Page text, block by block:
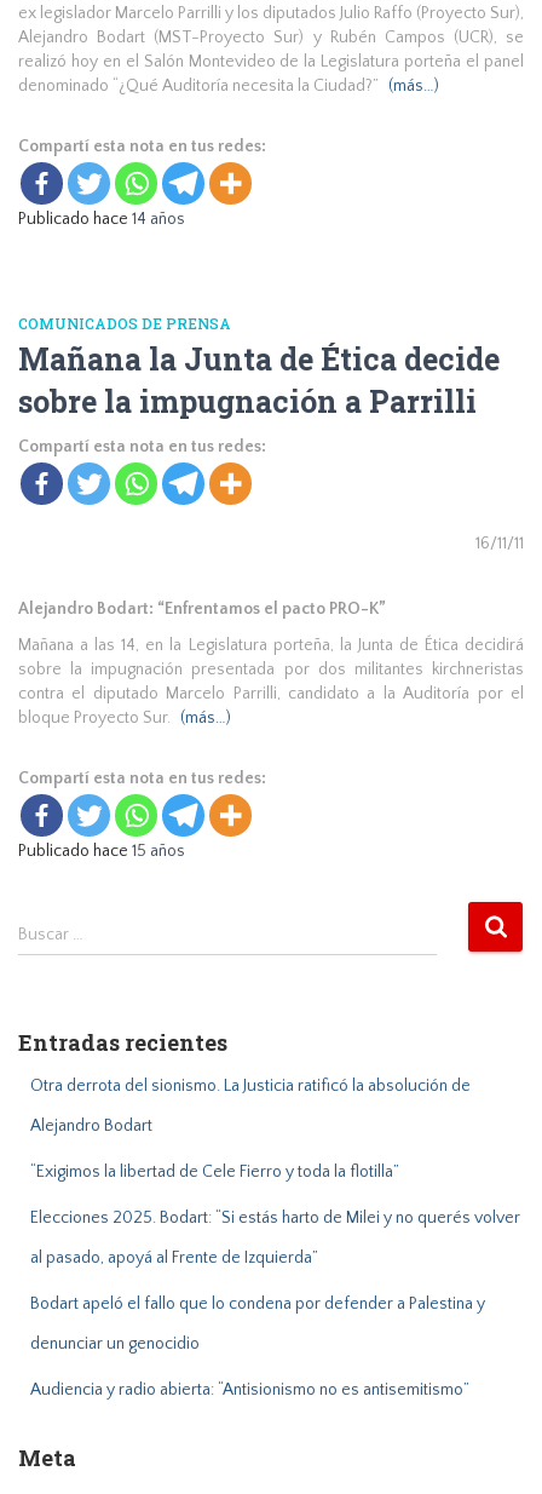
ex legislador Marcelo Parrilli y los diputados Julio Raffo (Proyecto Sur),
Alejandro Bodart (MST-Proyecto Sur) y Rubén Campos (UCR), se
realizó hoy en el Salón Montevideo de la Legislatura porteña el panel
denominado “¿Qué Auditoría necesita la Ciudad?”
(más…)
Compartí esta nota en tus redes:
Publicado hace 14 años
COMUNICADOS DE PRENSA
Mañana la Junta de Ética decide
sobre la impugnación a Parrilli
Compartí esta nota en tus redes:
16/11/11
Alejandro Bodart: “Enfrentamos el pacto PRO-K”
Mañana a las 14, en la Legislatura porteña, la Junta de Ética decidirá
sobre la impugnación presentada por dos militantes kirchneristas
contra el diputado Marcelo Parrilli, candidato a la Auditoría por el
bloque Proyecto Sur.
(más…)
Compartí esta nota en tus redes:
Publicado hace 15 años
B
r
Buscar …
Entradas recientes
Otra derrota del sionismo. La Justicia ratificó la absolución de
Alejandro Bodart
“Exigimos la libertad de Cele Fierro y toda la flotilla”
Elecciones 2025. Bodart: “Si estás harto de Milei y no querés volver
al pasado, apoyá al Frente de Izquierda”
Bodart apeló el fallo que lo condena por defender a Palestina y
denunciar un genocidio
Audiencia y radio abierta: “Antisionismo no es antisemitismo”
Meta